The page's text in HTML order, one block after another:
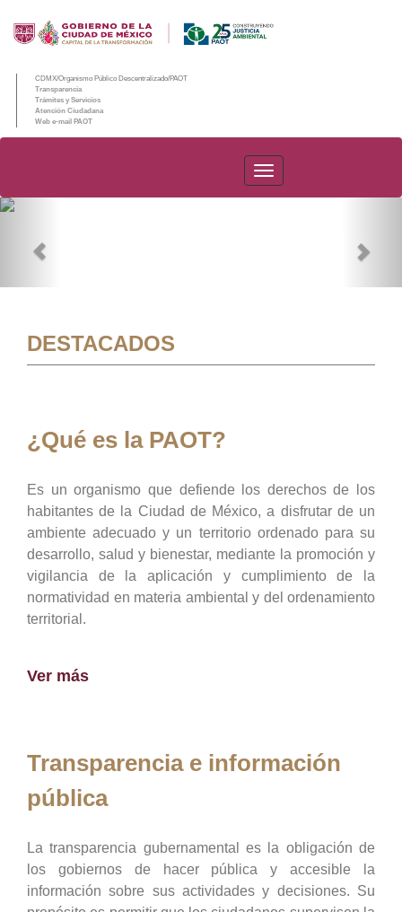
CDMX/Organismo Público Descentralizado/PAOT
Transparencia
Trámites y Servicios
Atención Ciudadana
Web e-mail PAOT
PAOT
DESTACADOS
¿Qué es la PAOT?
Es un organismo que defiende los derechos de los
habitantes de la Ciudad de México, a disfrutar de un
ambiente adecuado y un territorio ordenado para su
desarrollo, salud y bienestar, mediante la promoción y
vigilancia de la aplicación y cumplimiento de la
normatividad en materia ambiental y del ordenamiento
territorial.
Ver más
Transparencia e información
pública
La transparencia gubernamental es la obligación de
los gobiernos de hacer pública y accesible la
información sobre sus actividades y decisiones. Su